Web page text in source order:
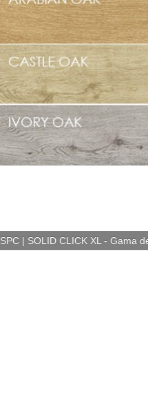
SPC | SOLID CLICK XL - Gama